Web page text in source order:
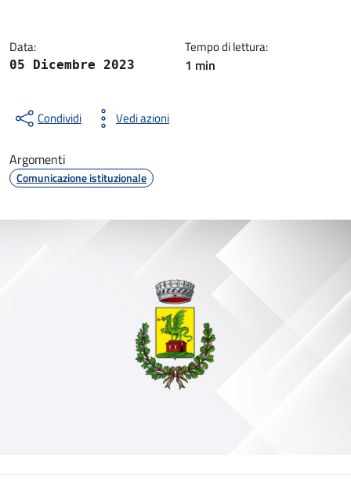
Data:
05 Dicembre 2023
Tempo di lettura:
1 min
Condividi Vedi azioni
Argomenti
Comunicazione istituzionale